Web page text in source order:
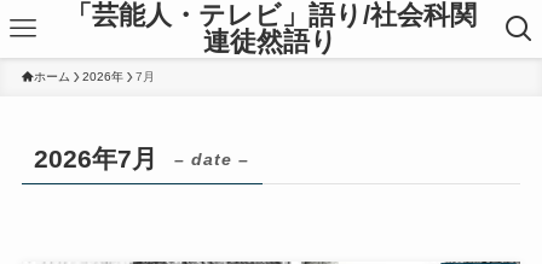
「芸能人・テレビ」語り/社会科関
連徒然語り
ホーム 2026年 7月
2026年7月 – date –